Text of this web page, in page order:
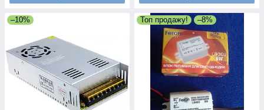
–10% Топ продажу! –8%